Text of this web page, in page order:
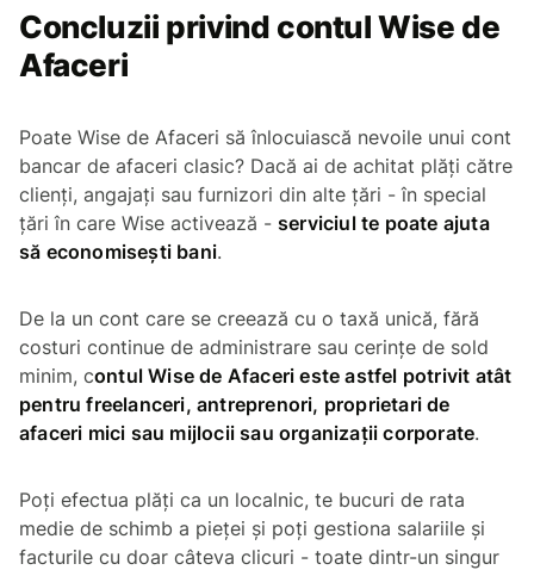
Concluzii privind contul Wise de
Afaceri
Poate Wise de Afaceri să înlocuiască nevoile unui cont
bancar de afaceri clasic? Dacă ai de achitat plăți către
clienți, angajați sau furnizori din alte țări - în special
țări în care Wise activează - serviciul te poate ajuta
să economisești bani.
De la un cont care se creează cu o taxă unică, fără
costuri continue de administrare sau cerințe de sold
minim, contul Wise de Afaceri este astfel potrivit atât
pentru freelanceri, antreprenori, proprietari de
afaceri mici sau mijlocii sau organizații corporate.
Poți efectua plăți ca un localnic, te bucuri de rata
medie de schimb a pieței și poți gestiona salariile și
facturile cu doar câteva clicuri - toate dintr-un singur